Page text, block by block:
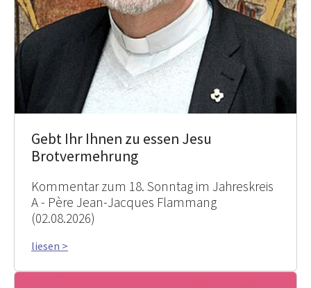
Gebt Ihr Ihnen zu essen Jesu
Brotvermehrung
Kommentar zum 18. Sonntag im Jahreskreis
A - Père Jean-Jacques Flammang
(02.08.2026)
liesen >